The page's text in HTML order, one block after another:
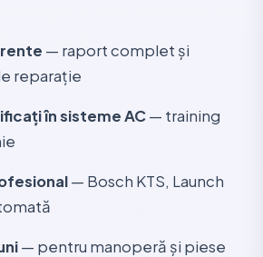
— raport complet și
reparație
în sisteme AC— training
— Bosch KTS, Launch
— pentru manoperă și piese